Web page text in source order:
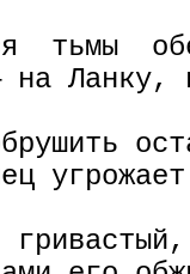
тьмы
Ланку,